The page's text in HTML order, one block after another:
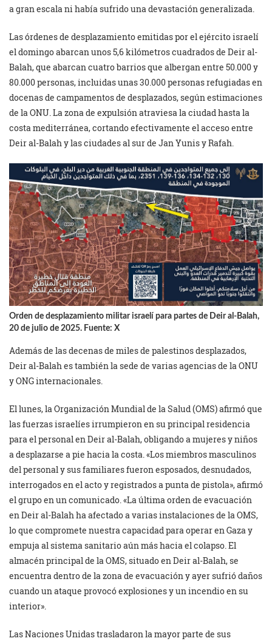
a gran escala ni había sufrido una devastación generalizada.
Las órdenes de desplazamiento emitidas por el ejército israelí
el domingo abarcan unos 5,6 kilómetros cuadrados de Deir al-
Balah, que abarcan cuatro barrios que albergan entre 50.000 y
80.000 personas, incluidas unas 30.000 personas refugiadas en
docenas de campamentos de desplazados, según estimaciones
de la ONU. La zona de expulsión atraviesa la ciudad hasta la
costa mediterránea, cortando efectivamente el acceso entre
Deir al-Balah y las ciudades al sur de Jan Yunis y Rafah.
Orden de desplazamiento militar israelí para partes de Deir al-Balah,
20 de julio de 2025. Fuente: X
Además de las decenas de miles de palestinos desplazados,
Deir al-Balah es también la sede de varias agencias de la ONU
y ONG internacionales.
El lunes, la Organización Mundial de la Salud (OMS) afirmó que
las fuerzas israelíes irrumpieron en su principal residencia
para el personal en Deir al-Balah, obligando a mujeres y niños
a desplazarse a pie hacia la costa. «Los miembros masculinos
del personal y sus familiares fueron esposados, desnudados,
interrogados en el acto y registrados a punta de pistola», afirmó
el grupo en un comunicado. «La última orden de evacuación
en Deir al-Balah ha afectado a varias instalaciones de la OMS,
lo que compromete nuestra capacidad para operar en Gaza y
empuja al sistema sanitario aún más hacia el colapso. El
almacén principal de la OMS, situado en Deir al-Balah, se
encuentra dentro de la zona de evacuación y ayer sufrió daños
cuando un ataque provocó explosiones y un incendio en su
interior».
Las Naciones Unidas trasladaron la mayor parte de sus